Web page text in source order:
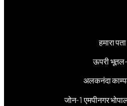
हमारा पता
ऊपरी
अलकनंदा
जोन-1 एमपीनगर